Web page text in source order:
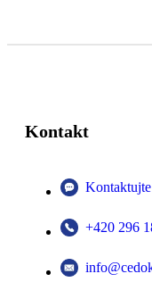
Kontakt
Kontaktujte
+420 296